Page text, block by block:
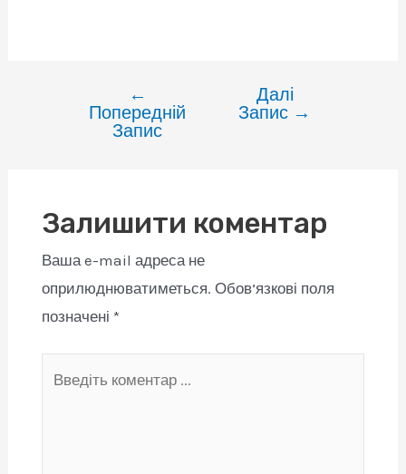
записів
←
Попередній
Запис
Далі
Запис →
Залишити коментар
Ваша e-mail адреса не
оприлюднюватиметься. Обов’язкові поля
позначені *